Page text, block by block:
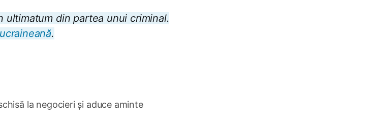
ultimatum din partea unui criminal.
.
la negocieri și aduce aminte